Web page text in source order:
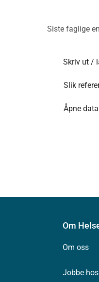
Siste faglige
Skriv ut /
Slik
Åpne
Om
Om oss
Jobbe